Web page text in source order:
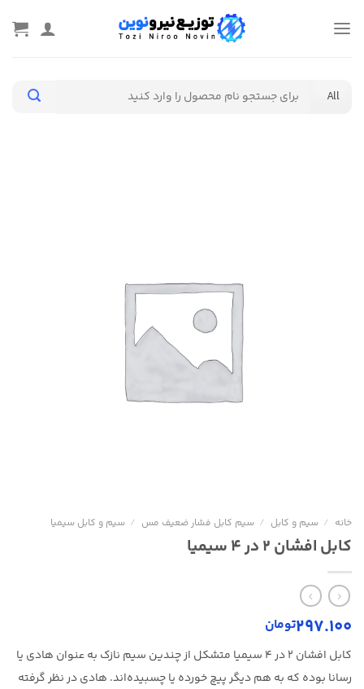
برای:
خانه / سیم و کابل / سیم کابل فشار ضعیف مس / سیم و کابل سیمیا
کابل افشان ۲ در ۴ سیمیا
297.100تومان
کابل افشان 2 در 4 سیمیا متشکل از چندین سیم نازک به عنوان هادی یا
رسانا بوده که به هم دیگر پیچ خورده یا چسبیده‌اند. هادی در نظر گرفته